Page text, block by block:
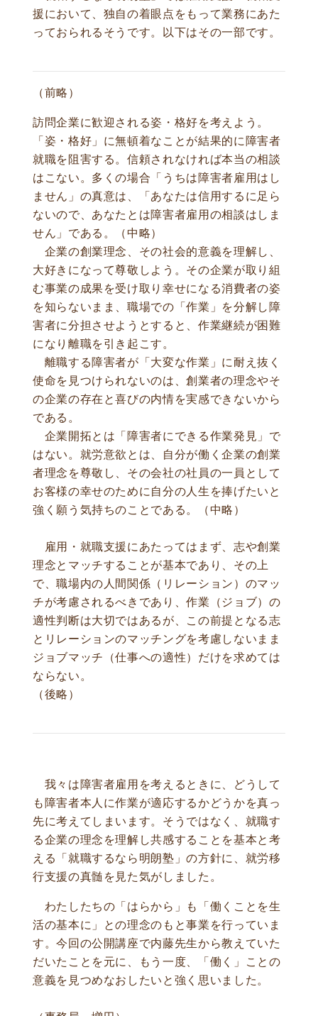
援において、独自の着眼点をもって業務にあた
っておられるそうです。以下はその一部です。
（前略）
訪問企業に歓迎される姿・格好を考えよう。
「姿・格好」に無頓着なことが結果的に障害者
就職を阻害する。信頼されなければ本当の相談
はこない。多くの場合「うちは障害者雇用はし
ません」の真意は、「あなたは信用するに足ら
ないので、あなたとは障害者雇用の相談はしま
せん」である。（中略）
企業の創業理念、その社会的意義を理解し、
大好きになって尊敬しよう。その企業が取り組
む事業の成果を受け取り幸せになる消費者の姿
を知らないまま、職場での「作業」を分解し障
害者に分担させようとすると、作業継続が困難
になり離職を引き起こす。
離職する障害者が「大変な作業」に耐え抜く
使命を見つけられないのは、創業者の理念やそ
の企業の存在と喜びの内情を実感できないから
である。
企業開拓とは「障害者にできる作業発見」で
はない。就労意欲とは、自分が働く企業の創業
者理念を尊敬し、その会社の社員の一員として
お客様の幸せのために自分の人生を捧げたいと
強く願う気持ちのことである。（中略）
雇用・就職支援にあたってはまず、志や創業
理念とマッチすることが基本であり、その上
で、職場内の人間関係（リレーション）のマッ
チが考慮されるべきであり、作業（ジョブ）の
適性判断は大切ではあるが、この前提となる志
とリレーションのマッチングを考慮しないまま
ジョブマッチ（仕事への適性）だけを求めては
ならない。
（後略）
我々は障害者雇用を考えるときに、どうして
も障害者本人に作業が適応するかどうかを真っ
先に考えてしまいます。そうではなく、就職す
る企業の理念を理解し共感することを基本と考
える「就職するなら明朗塾」の方針に、就労移
行支援の真髄を見た気がしました。
わたしたちの「はらから」も「働くことを生
活の基本に」との理念のもと事業を行っていま
す。今回の公開講座で内藤先生から教えていた
だいたことを元に、もう一度、「働く」ことの
意義を見つめなおしたいと強く思いました。